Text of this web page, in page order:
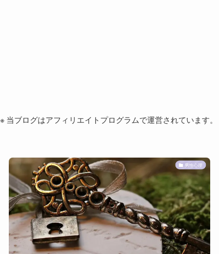
※ 当ブログはアフィリエイトプログラムで運営されています。
男性心理